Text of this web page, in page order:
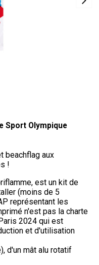
Sport Olympique
beachflag aux
!
est un kit de
(moins de 5
représentant les
n'est pas la charte
2024 qui est
et d'utilisation
d'un mât alu rotatif